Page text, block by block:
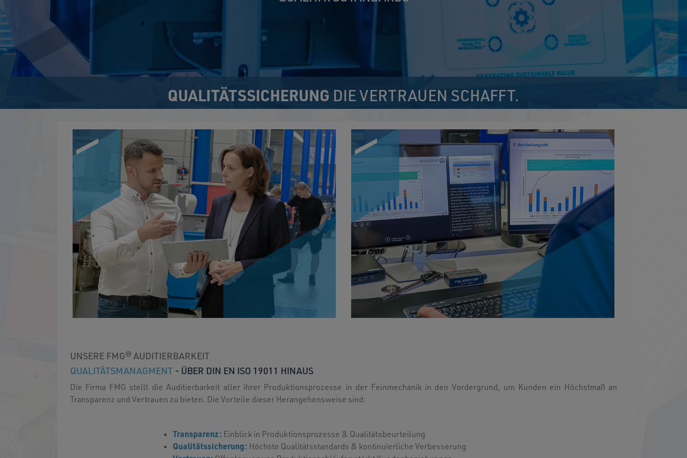
QUALITÄTSSICHERUNG DIE VERTRAUEN SCHAFFT.
UNSERE FMG® AUDITIERBARKEIT
QUALITÄTSMANAGMENT - ÜBER DIN EN ISO 19011 HINAUS
Die Firma FMG stellt die Auditierbarkeit aller ihrer Produktionsprozesse in der Feinmechanik in den Vordergrund, um Kunden ein Höchstmaß an
Transparenz und Vertrauen zu bieten. Die Vorteile dieser Herangehensweise sind:
Transparenz: Einblick in Produktionsprozesse & Qualitätsbeurteilung
Qualitätssicherung: Höchste Qualitätsstandards & kontinuierliche Verbesserung